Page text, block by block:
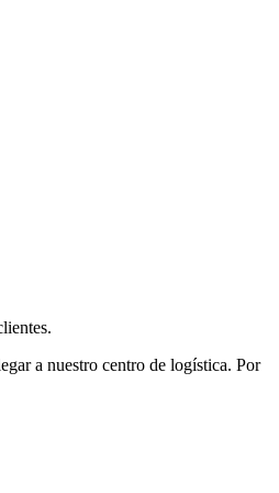
a nuestro centro de logística. Por